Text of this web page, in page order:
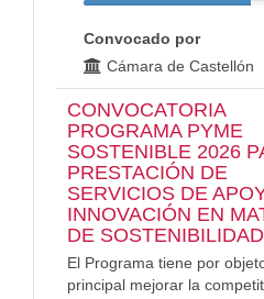
Convocado por
Cámara de Castellón
CONVOCATORIA
PROGRAMA PYME
SOSTENIBLE 2026
PRESTACIÓN DE
SERVICIOS DE
INNOVACIÓN EN
DE SOSTENIBILIDAD
El Programa tiene por
principal mejorar la